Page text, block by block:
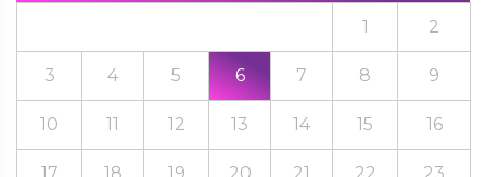
1 2
3 4 5 6 7 8 9
10 11 12 13 14 15 16